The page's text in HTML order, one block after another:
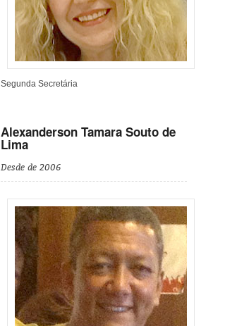
Segunda Secretária
Alexanderson Tamara Souto de
Lima
Desde de 2006